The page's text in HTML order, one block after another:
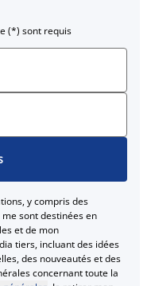
(*) sont requis
y compris des
sont destinées en
et de mon
tiers, incluant des idées
des nouveautés et des
concernant toute la